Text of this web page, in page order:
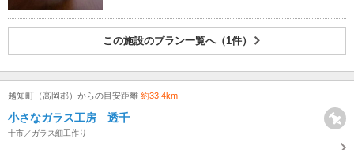
この施設のプラン一覧へ（1件）
越知町（高岡郡）からの目安距離 約33.4km
小さなガラス工房 透千
十市／ガラス細工作り